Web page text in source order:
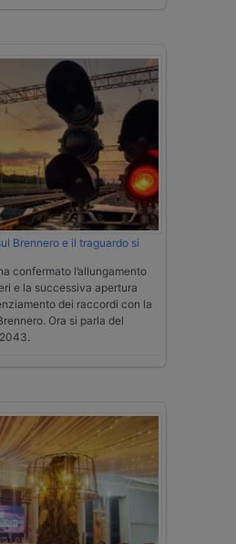
Brennero e il traguardo si
confermato l’allungamento
e la successiva apertura
dei raccordi con la
Ora si parla del